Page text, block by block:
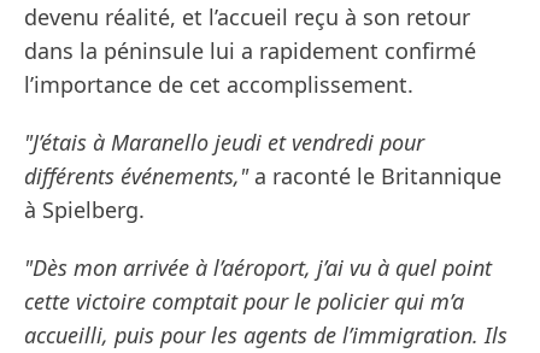
devenu réalité, et l’accueil reçu à son retour
dans la péninsule lui a rapidement confirmé
l’importance de cet accomplissement.
"J’étais à Maranello jeudi et vendredi pour
différents événements,"a raconté le Britannique
à Spielberg.
"Dès mon arrivée à l’aéroport, j’ai vu à quel point
cette victoire comptait pour le policier qui m’a
accueilli, puis pour les agents de l’immigration. Ils